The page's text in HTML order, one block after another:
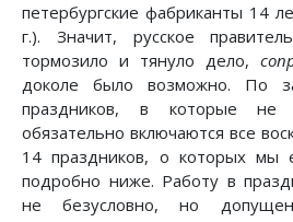
петербургские фабриканты 14
г.). Значит, русское
тормозило и тянуло дело,
доколе было возможно. По
праздников, в которые не
обязательно включаются все
14 праздников, о которых мы
подробно ниже. Работу в
не безусловно, но